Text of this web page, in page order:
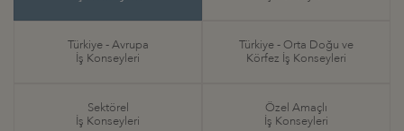
Türkiye - Avrupa
İş Konseyleri
Türkiye - Orta Doğu ve
Körfez İş Konseyleri
Sektörel
İş Konseyleri
Özel Amaçlı
İş Konseyleri